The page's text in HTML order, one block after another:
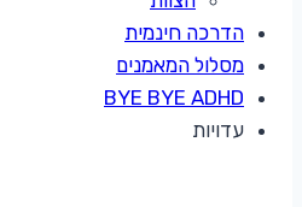
הדרכה חינמית
מסלול המאמנים
BYE BYE ADHD
עדויות